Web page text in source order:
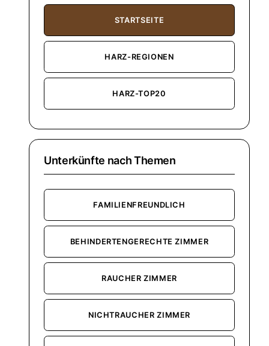
STARTSEITE
HARZ-REGIONEN
HARZ-TOP20
Unterkünfte nach Themen
FAMILIENFREUNDLICH
BEHINDERTENGERECHTE ZIMMER
RAUCHER ZIMMER
NICHTRAUCHER ZIMMER